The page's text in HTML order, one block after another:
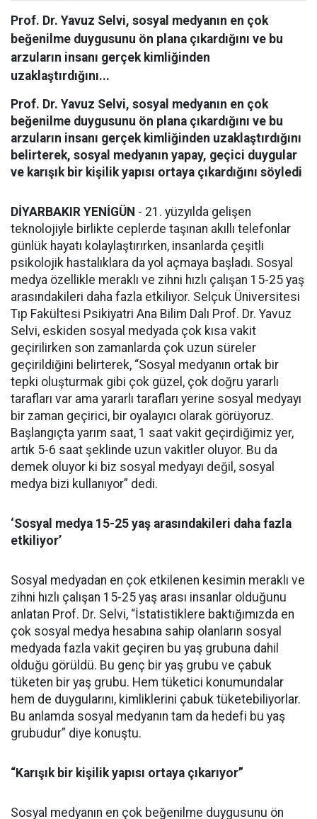
Prof. Dr. Yavuz Selvi, sosyal medyanın en çok
beğenilme duygusunu ön plana çıkardığını ve bu
arzuların insanı gerçek kimliğinden
uzaklaştırdığını...
Prof. Dr. Yavuz Selvi, sosyal medyanın en çok
beğenilme duygusunu ön plana çıkardığını ve bu
arzuların insanı gerçek kimliğinden uzaklaştırdığını
belirterek, sosyal medyanın yapay, geçici duygular
ve karışık bir kişilik yapısı ortaya çıkardığını söyledi
DİYARBAKIR YENİGÜN - 21. yüzyılda gelişen
teknolojiyle birlikte ceplerde taşınan akıllı telefonlar
günlük hayatı kolaylaştırırken, insanlarda çeşitli
psikolojik hastalıklara da yol açmaya başladı. Sosyal
medya özellikle meraklı ve zihni hızlı çalışan 15-25 yaş
arasındakileri daha fazla etkiliyor. Selçuk Üniversitesi
Tıp Fakültesi Psikiyatri Ana Bilim Dalı Prof. Dr. Yavuz
Selvi, eskiden sosyal medyada çok kısa vakit
geçirilirken son zamanlarda çok uzun süreler
geçirildiğini belirterek, “Sosyal medyanın ortak bir
tepki oluşturmak gibi çok güzel, çok doğru yararlı
tarafları var ama yararlı tarafları yerine sosyal medyayı
bir zaman geçirici, bir oyalayıcı olarak görüyoruz.
Başlangıçta yarım saat, 1 saat vakit geçirdiğimiz yer,
artık 5-6 saat şeklinde uzun vakitler oluyor. Bu da
demek oluyor ki biz sosyal medyayı değil, sosyal
medya bizi kullanıyor” dedi.
‘Sosyal medya 15-25 yaş arasındakileri daha fazla
etkiliyor’
Sosyal medyadan en çok etkilenen kesimin meraklı ve
zihni hızlı çalışan 15-25 yaş arası insanlar olduğunu
anlatan Prof. Dr. Selvi, “İstatistiklere baktığımızda en
çok sosyal medya hesabına sahip olanların sosyal
medyada fazla vakit geçiren bu yaş grubuna dahil
olduğu görüldü. Bu genç bir yaş grubu ve çabuk
tüketen bir yaş grubu. Hem tüketici konumundalar
hem de duygularını, kimliklerini çabuk tüketebiliyorlar.
Bu anlamda sosyal medyanın tam da hedefi bu yaş
grubudur” diye konuştu.
“Karışık bir kişilik yapısı ortaya çıkarıyor”
Sosyal medyanın en çok beğenilme duygusunu ön